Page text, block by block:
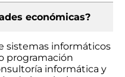
económicas?
sistemas informáticos
programación
informática y